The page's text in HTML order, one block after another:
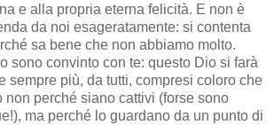
e alla propria eterna felicità. E non è
da noi esageratamente: si contenta
sa bene che non abbiamo molto.
sono convinto con te: questo Dio si farà
sempre più, da tutti, compresi coloro che
non perché siano cattivi (forse sono
ma perché lo guardano da un punto di